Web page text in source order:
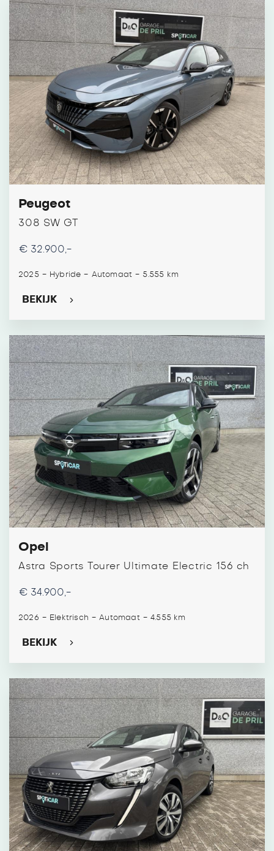
Peugeot
308 SW GT
€ 32.900,-
2025 - Hybride - Automaat - 5.555 km
BEKIJK
Opel
Astra Sports Tourer Ultimate Electric 156 ch
€ 34.900,-
2026 - Elektrisch - Automaat - 4.555 km
BEKIJK